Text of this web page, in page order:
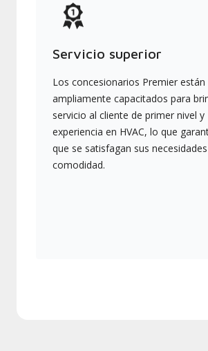
Servicio superior
Los concesionarios Premier están
ampliamente capacitados para
servicio al cliente de primer nivel y
experiencia en HVAC, lo que
que se satisfagan sus
comodidad.